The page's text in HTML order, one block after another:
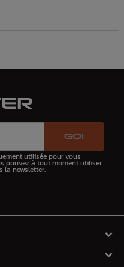
GO!
utilisée pour vous
pouvez à tout moment utiliser
la newsletter.